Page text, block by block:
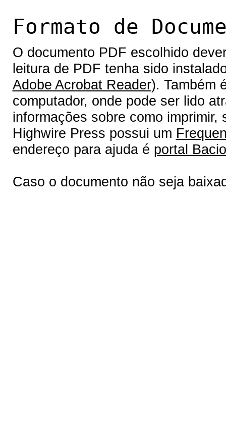
Formato de
O documento PDF escolhido
leitura de PDF tenha sido
Adobe Acrobat Reader). Também
computador, onde pode ser lido
informações sobre como
Highwire Press possui um
endereço para ajuda é portal
Caso o documento não seja